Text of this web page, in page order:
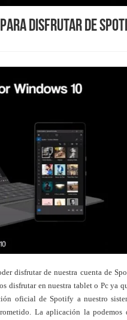
para disfrutar de
disfrutar de nuestra cuenta de
disfrutar en nuestra tablet o Pc ya
oficial de Spotify a nuestro
La aplicación la podemos